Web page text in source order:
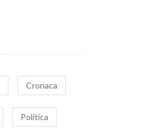
Cronaca
Politica